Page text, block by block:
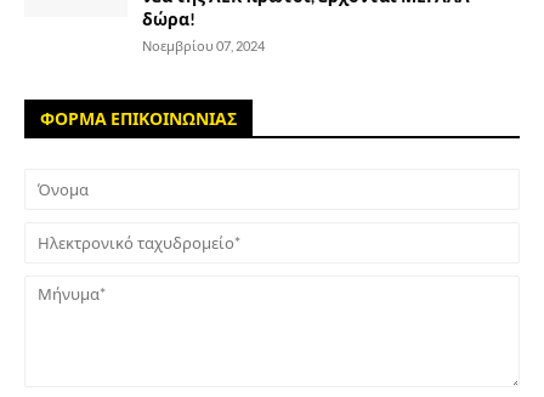
δώρα!
Νοεμβρίου 07, 2024
ΦΟΡΜΑ ΕΠΙΚΟΙΝΩΝΙΑΣ